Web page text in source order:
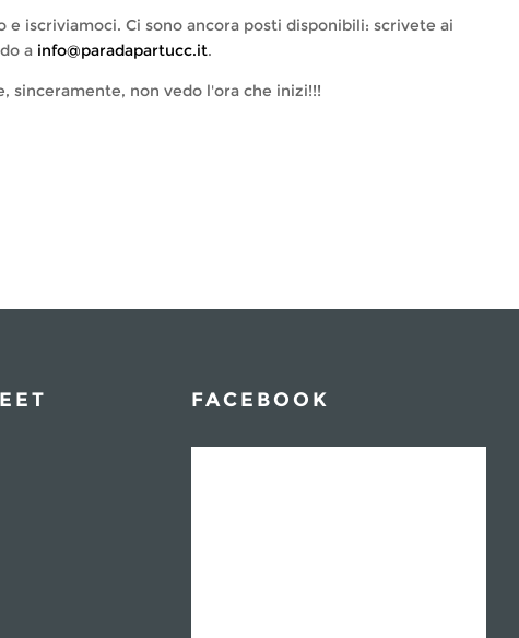
iscriviamoci. Ci sono ancora posti disponibili: scrivete ai
a info@paradapartucc.it.
sinceramente, non vedo l'ora che inizi!!!
FACEBOOK